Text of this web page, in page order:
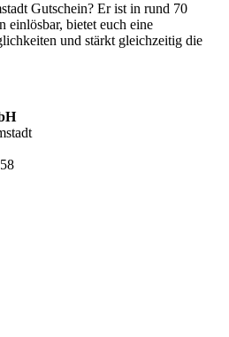
Gutschein? Er ist in rund 70
einlösbar, bietet euch eine
und stärkt gleichzeitig die